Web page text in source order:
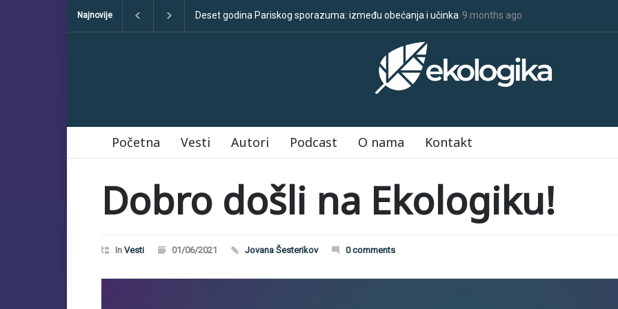
Najnovije
godina Pariskog sporazuma: između obećanja i učinka Sve što treba da znate o COP30 Klimatske dezinformacije u porastu uoči
9 months ago
Početna Vesti Autori Podcast O nama Kontakt
Dobro došli na Ekologiku!
In Vesti 01/06/2021 Jovana Šesterikov 0 comments